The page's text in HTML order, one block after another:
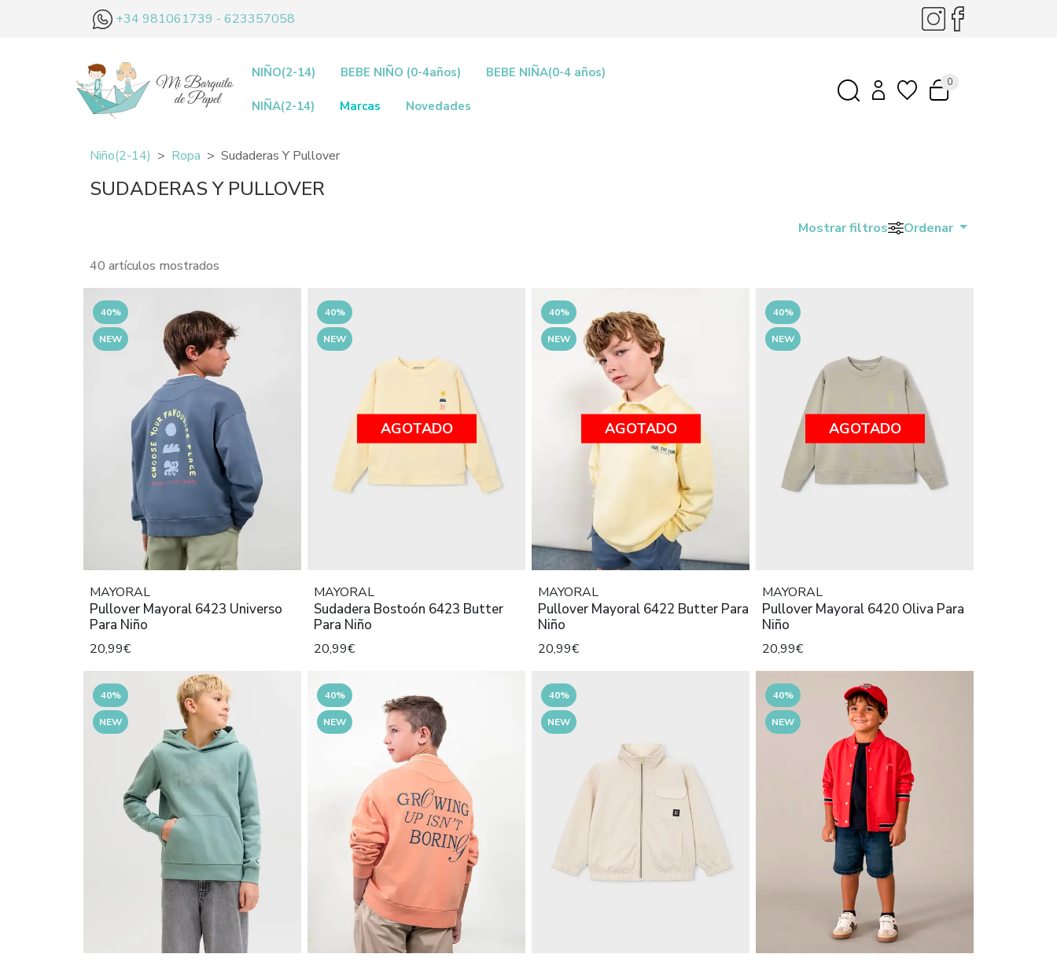
+34 981061739 - 623357058
NIÑO(2-14) BEBE NIÑO (0-4años) BEBE NIÑA(0-4 años)
NIÑA(2-14) Marcas Novedades
0
Niño(2-14) Ropa Sudaderas Y Pullover
SUDADERAS Y PULLOVER
Mostrar filtros Ordenar
40 artículos mostrados
40%
NEW
MAYORAL
Pullover Mayoral 6423 Universo
Para Niño
20,99€
40%
NEW
AGOTADO
MAYORAL
Sudadera Bostoón 6423 Butter
Para Niño
20,99€
40%
NEW
AGOTADO
MAYORAL
Pullover Mayoral 6422 Butter Para
Niño
20,99€
40%
NEW
AGOTADO
MAYORAL
Pullover Mayoral 6420 Oliva Para
Niño
20,99€
40%
NEW
40%
NEW
40%
NEW
40%
NEW